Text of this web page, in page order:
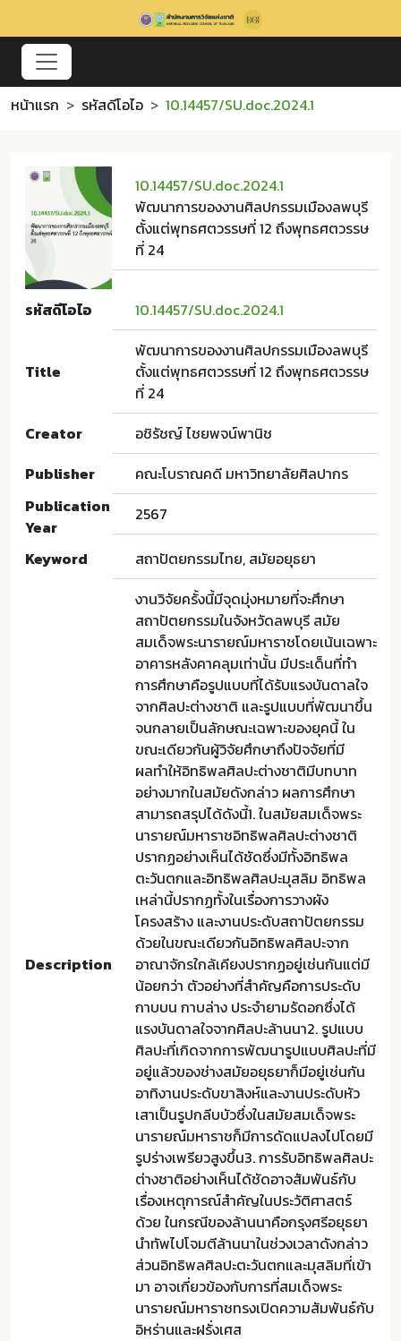
หน้าแรก รหัสดีโอไอ 10.14457/SU.doc.2024.1
10.14457/SU.doc.2024.1
พัฒนาการของงานศิลปกรรมเมืองลพบุรี
ตั้งแต่พุทธศตวรรษที่ 12 ถึงพุทธศตวรรษ
ที่ 24
รหัสดีโอไอ 10.14457/SU.doc.2024.1
Title
พัฒนาการของงานศิลปกรรมเมืองลพบุรี
ตั้งแต่พุทธศตวรรษที่ 12 ถึงพุทธศตวรรษ
ที่ 24
Creator
อชิรัชญ์ ไชยพจน์พานิช
Publisher
คณะโบราณคดี มหาวิทยาลัยศิลปากร
Publication
Year
2567
Keyword สถาปัตยกรรมไทย, สมัยอยุธยา
Description
งานวิจัยครั้งนี้มีจุดมุ่งหมายที่จะศึกษา
สถาปัตยกรรมในจังหวัดลพบุรี สมัย
สมเด็จพระนารายณ์มหาราชโดยเน้นเฉพาะ
อาคารหลังคาคลุมเท่านั้น มีประเด็นที่ทํา
การศึกษาคือรูปแบบที่ได้รับแรงบันดาลใจ
จากศิลปะต่างชาติ และรูปแบบที่พัฒนาขึ้น
จนกลายเป็นลักษณะเฉพาะของยุคนี้ ใน
ขณะเดียวกันผู้วิจัยศึกษาถึงปัจจัยที่มี
ผลทําให้อิทธิพลศิลปะต่างชาติมีบทบาท
อย่างมากในสมัยดังกล่าว ผลการศึกษา
สามารถสรุปได้ดังนี้1. ในสมัยสมเด็จพระ
นารายณ์มหาราชอิทธิพลศิลปะต่างชาติ
ปรากฏอย่างเห็นได้ชัดซึ่งมีทั้งอิทธิพล
ตะวันตกและอิทธิพลศิลปะมุสลิม อิทธิพล
เหล่านี้ปรากฏทั้งในเรื่องการวางผัง
โครงสร้าง และงานประดับสถาปัตยกรรม
ด้วยในขณะเดียวกันอิทธิพลศิลปะจาก
อาณาจักรใกล้เคียงปรากฏอยู่เช่นกันแต่มี
น้อยกว่า ตัวอย่างที่สําคัญคือการประดับ
กาบบน กาบล่าง ประจํายามรัดอกซึ่งได้
แรงบันดาลใจจากศิลปะล้านนา2. รูปแบบ
ศิลปะที่เกิดจากการพัฒนารูปแบบศิลปะที่มี
อยู่แล้วของช่างสมัยอยุธยาก็มีอยู่เช่นกัน
อาทิงานประดับขาสิงห์และงานประดับหัว
เสาเป็นรูปกลีบบัวซึ่งในสมัยสมเด็จพระ
นารายณ์มหาราชก็มีการดัดแปลงไปโดยมี
รูปร่างเพรียวสูงขึ้น3. การรับอิทธิพลศิลปะ
ต่างชาติอย่างเห็นได้ชัดอาจสัมพันธ์กับ
เรื่องเหตุการณ์สําคัญในประวัติศาสตร์
ด้วย ในกรณีของล้านนาคือกรุงศรีอยุธยา
นําทัพไปโจมตีล้านนาในช่วงเวลาดังกล่าว
ส่วนอิทธิพลศิลปะตะวันตกและมุสลิมที่เข้า
มา อาจเกี่ยวข้องกับการที่สมเด็จพระ
นารายณ์มหาราชทรงเปิดความสัมพันธ์กับ
อิหร่านและฝรั่งเศส